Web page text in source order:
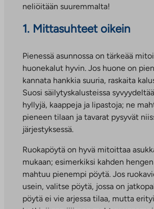
neliöitään suuremmalta!
1. Mittasuhteet oikein
Pienessä asunnossa on tärkeää
huonekalut hyvin. Jos huone on
kannata hankkia suuria, raskaita
Suosi säilytyskalusteissa
hyllyjä, kaappeja ja lipastoja; ne
pieneen tilaan ja tavarat pysyvät
järjestyksessä.
Ruokapöytä on hyvä mitoittaa
mukaan; esimerkiksi kahden
mahtuu pienempi pöytä. Jos
usein, valitse pöytä, jossa on
pöytä ei vie arjessa tilaa, mutta